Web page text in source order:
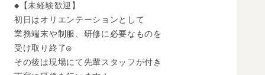
◆【未経験歓迎】
初日はオリエンテーションとして
業務端末や制服、研修に必要なものを
受け取り終了◎
その後は現場にて先輩スタッフが付き